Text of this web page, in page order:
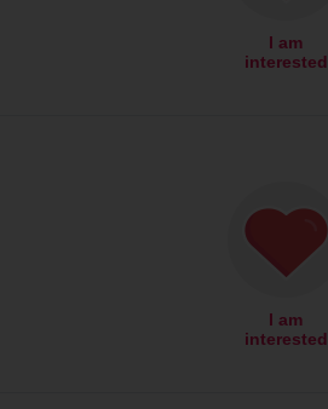
I am
interested
I am
interested